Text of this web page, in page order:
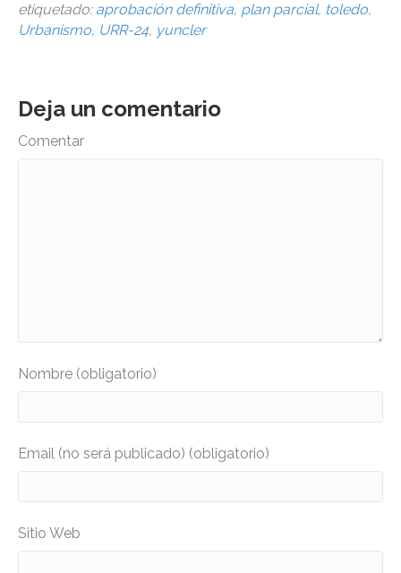
etiquetado: aprobación definitiva, plan parcial, toledo,
Urbanismo, URR-24, yuncler
Deja un comentario
Comentar
Nombre (obligatorio)
Email (no será publicado) (obligatorio)
Sitio Web